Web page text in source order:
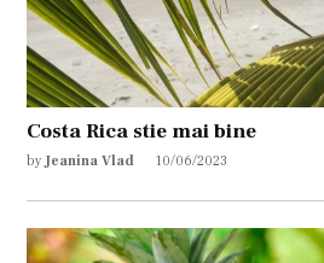
Costa Rica stie mai bine
by Jeanina Vlad 10/06/2023